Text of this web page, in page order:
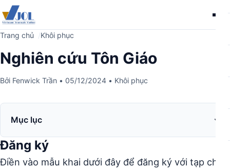
Trang chủ Khôi phục
Nghiên cứu Tôn Giáo
Bởi Fenwick Trần • 05/12/2024 • Khôi phục
Mục lục
Đăng ký
Điền vào mẫu khai dưới đây để đăng ký với tạp chí